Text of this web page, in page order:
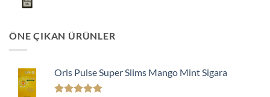
ÖNE ÇIKAN ÜRÜNLER
Oris Pulse Super Slims Mango Mint Sigara